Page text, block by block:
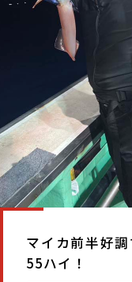
マイカ前半好
55ハイ！